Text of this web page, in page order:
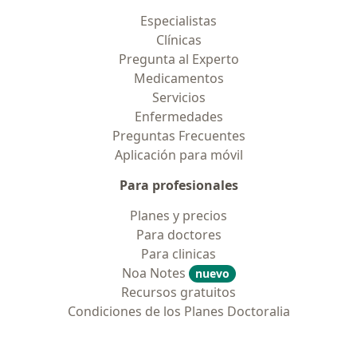
Especialistas
Clínicas
Pregunta al Experto
Medicamentos
Servicios
Enfermedades
Preguntas Frecuentes
Aplicación para móvil
Para profesionales
Planes y precios
Para doctores
Para clinicas
Noa Notes
nuevo
Recursos gratuitos
Condiciones de los Planes Doctoralia